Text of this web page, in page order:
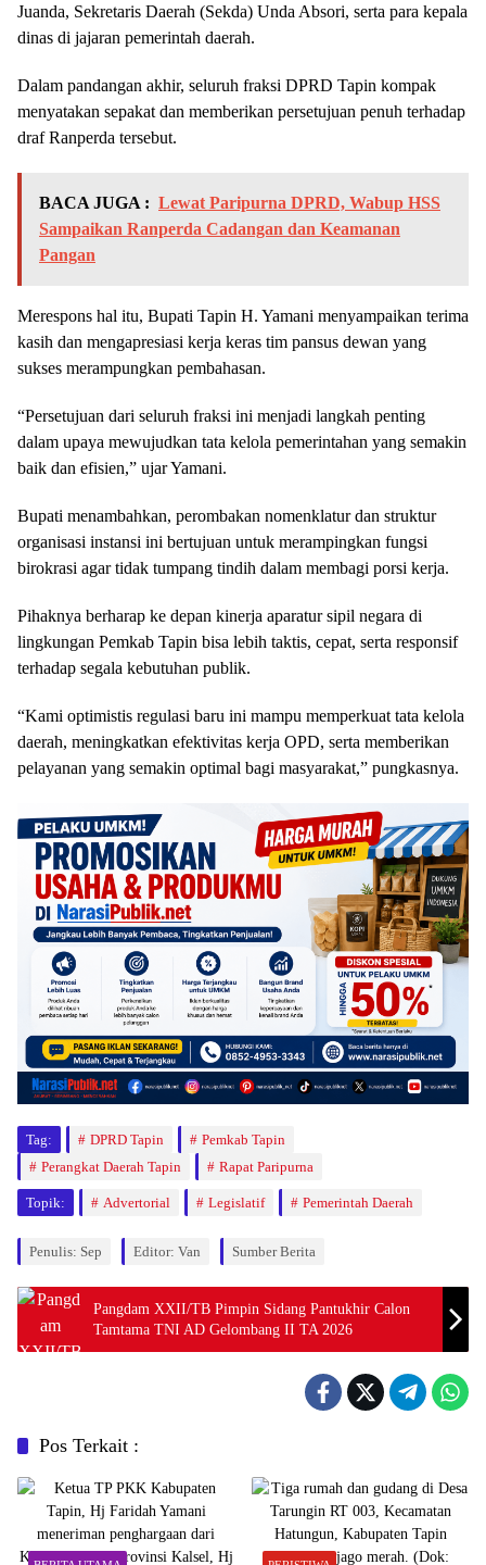
Juanda, Sekretaris Daerah (Sekda) Unda Absori, serta para kepala
dinas di jajaran pemerintah daerah.
Dalam pandangan akhir, seluruh fraksi DPRD Tapin kompak
menyatakan sepakat dan memberikan persetujuan penuh terhadap
draf Ranperda tersebut.
BACA JUGA : Lewat Paripurna DPRD, Wabup HSS
Sampaikan Ranperda Cadangan dan Keamanan
Pangan
Merespons hal itu, Bupati Tapin H. Yamani menyampaikan terima
kasih dan mengapresiasi kerja keras tim pansus dewan yang
sukses merampungkan pembahasan.
“Persetujuan dari seluruh fraksi ini menjadi langkah penting
dalam upaya mewujudkan tata kelola pemerintahan yang semakin
baik dan efisien,” ujar Yamani.
Bupati menambahkan, perombakan nomenklatur dan struktur
organisasi instansi ini bertujuan untuk merampingkan fungsi
birokrasi agar tidak tumpang tindih dalam membagi porsi kerja.
Pihaknya berharap ke depan kinerja aparatur sipil negara di
lingkungan Pemkab Tapin bisa lebih taktis, cepat, serta responsif
terhadap segala kebutuhan publik.
“Kami optimistis regulasi baru ini mampu memperkuat tata kelola
daerah, meningkatkan efektivitas kerja OPD, serta memberikan
pelayanan yang semakin optimal bagi masyarakat,” pungkasnya.
Tag: DPRD Tapin
Pemkab Tapin
Perangkat Daerah Tapin
Rapat Paripurna
Topik: Advertorial Legislatif Pemerintah Daerah
Penulis: Sep Editor: Van Sumber Berita
Pangdam XXII/TB Pimpin Sidang Pantukhir Calon
Tamtama TNI AD Gelombang II TA 2026
Pos Terkait :